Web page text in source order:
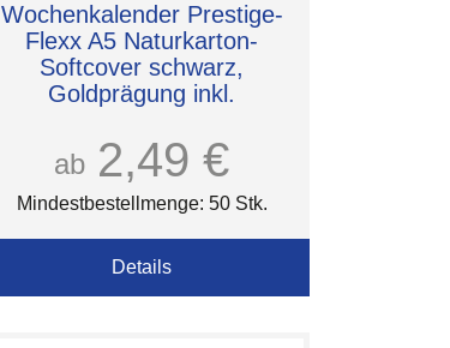
Wochenkalender Prestige-
Flexx A5 Naturkarton-
Softcover schwarz,
Goldprägung inkl.
ab 2,49 €
Mindestbestellmenge: 50 Stk.
Details